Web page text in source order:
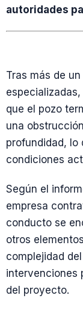
autoridades
Tras más de
que el pozo
una
profundidad, lo
condiciones
Según el
empresa
conducto se
otros
complejidad
intervenciones
del proyecto.